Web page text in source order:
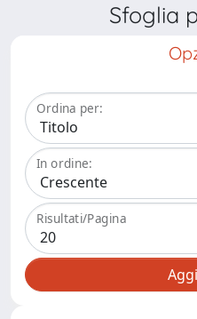
Sfoglia
Ordina per:
In ordine:
Risultati/Pagina